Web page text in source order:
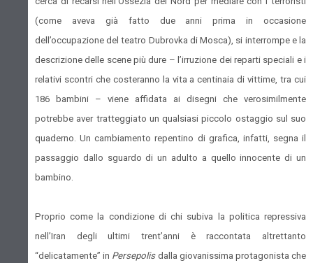
(come aveva già fatto due anni prima in occasione
dell’occupazione del teatro Dubrovka di Mosca), si interrompe e la
descrizione delle scene più dure – l’irruzione dei reparti speciali e i
relativi scontri che costeranno la vita a centinaia di vittime, tra cui
186 bambini – viene affidata ai disegni che verosimilmente
potrebbe aver tratteggiato un qualsiasi piccolo ostaggio sul suo
quaderno. Un cambiamento repentino di grafica, infatti, segna il
passaggio dallo sguardo di un adulto a quello innocente di un
bambino.
Proprio come la condizione di chi subiva la politica repressiva
nell’Iran degli ultimi trent’anni è raccontata altrettanto
“delicatamente” in Persepolisdalla giovanissima protagonista che